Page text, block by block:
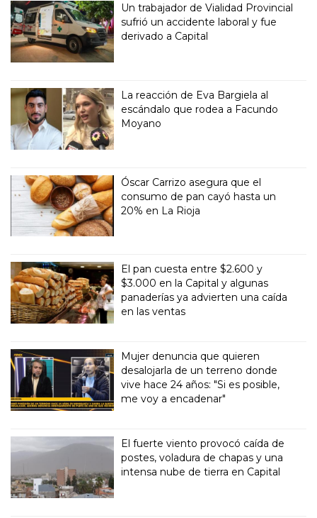
Un trabajador de Vialidad Provincial
sufrió un accidente laboral y fue
derivado a Capital
La reacción de Eva Bargiela al
escándalo que rodea a Facundo
Moyano
Óscar Carrizo asegura que el
consumo de pan cayó hasta un
20% en La Rioja
El pan cuesta entre $2.600 y
$3.000 en la Capital y algunas
panaderías ya advierten una caída
en las ventas
Mujer denuncia que quieren
desalojarla de un terreno donde
vive hace 24 años: "Si es posible,
me voy a encadenar"
El fuerte viento provocó caída de
postes, voladura de chapas y una
intensa nube de tierra en Capital